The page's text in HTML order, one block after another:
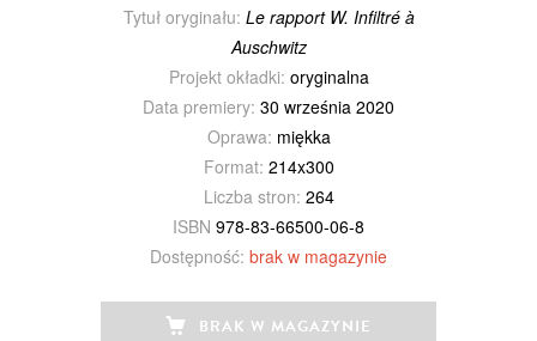
Tytuł oryginału: Le rapport W. Infiltré à
Auschwitz
Projekt okładki: oryginalna
Data premiery: 30 września 2020
Oprawa: miękka
Format: 214x300
Liczba stron: 264
ISBN 978-83-66500-06-8
Dostępność: brak w magazynie
BRAK W MAGAZYNIE